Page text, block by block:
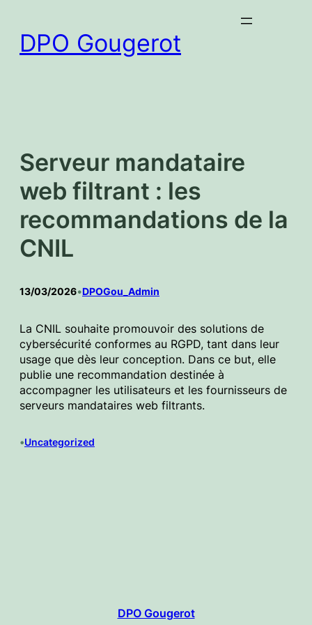
contenu
DPO Gougerot
Serveur mandataire
web filtrant : les
recommandations de la
CNIL
13/03/2026•DPOGou_Admin
La CNIL souhaite promouvoir des solutions de
cybersécurité conformes au RGPD, tant dans leur
usage que dès leur conception. Dans ce but, elle
publie une recommandation destinée à
accompagner les utilisateurs et les fournisseurs de
serveurs mandataires web filtrants.
•Uncategorized
DPO Gougerot